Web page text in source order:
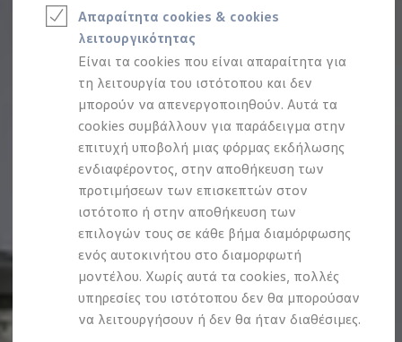
Απαραίτητα cookies & cookies
λειτουργικότητας
Είναι τα cookies που είναι απαραίτητα για
τη λειτουργία του ιστότοπου και δεν
μπορούν να απενεργοποιηθούν. Αυτά τα
cookies συμβάλλουν για παράδειγμα στην
επιτυχή υποβολή μιας φόρμας εκδήλωσης
ενδιαφέροντος, στην αποθήκευση των
προτιμήσεων των επισκεπτών στον
ιστότοπο ή στην αποθήκευση των
επιλογών τους σε κάθε βήμα διαμόρφωσης
ενός αυτοκινήτου στο διαμορφωτή
μοντέλου. Χωρίς αυτά τα cookies, πολλές
υπηρεσίες του ιστότοπου δεν θα μπορούσαν
να λειτουργήσουν ή δεν θα ήταν διαθέσιμες.
Νέο Tayron ehybrid
e-Tools για ηλεκτρικά αυτοκίνητα
Προσομοιωτής αυτονομίας
Προσομοιωτής χρόνου φόρτισης
Προσομοιωτής κόστους φόρτισης
ID. Ενημερώσεις λογισμικού
We Charge - Υπηρεσία Φόρτισης
Εύρεση δημόσιων σημείων φόρτισης
ID. Charger
Ενημέρωση ID.
Πλατφόρμα MEB
Μύθοι & Αλήθειες για την ηλεκτροκίνηση
Πού μπορώ να φορτίσω;
Πόσο μακριά μπορώ να φτάσω;
Πώς μπορώ να πληρώσω;
Πώς μπορώ να φορτίσω;
Η αντλία θερμότητας στα ID.
Η λειτουργία ανάκτησης ενέργειας κατά την
Το σύστημα πέδησης στα ID.
Διαθέσιμα νέα και μεταχειρισμένα αυτοκίνητα
Διαθέσιμα νέα αυτοκίνητα